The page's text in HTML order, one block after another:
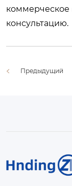
коммерческое
консультацию.
Предыдущий